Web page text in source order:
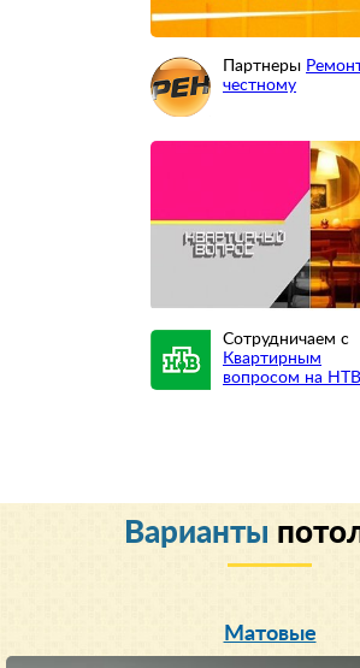
Партнеры
честному
Сотрудничаем с
Квартирным
вопросом на НТВ
Варианты
Матовые